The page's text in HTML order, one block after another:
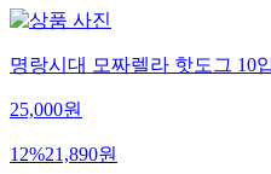
명랑시대 모짜렐라 핫도그 10
25,000원
12%21,890원